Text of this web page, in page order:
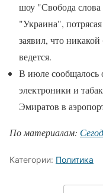
шоу "Свобода
"Украина",
заявил, что
ведется.
В июле сообщалось
электроники и
Эмиратов в
По материалам:
Категории: Политика